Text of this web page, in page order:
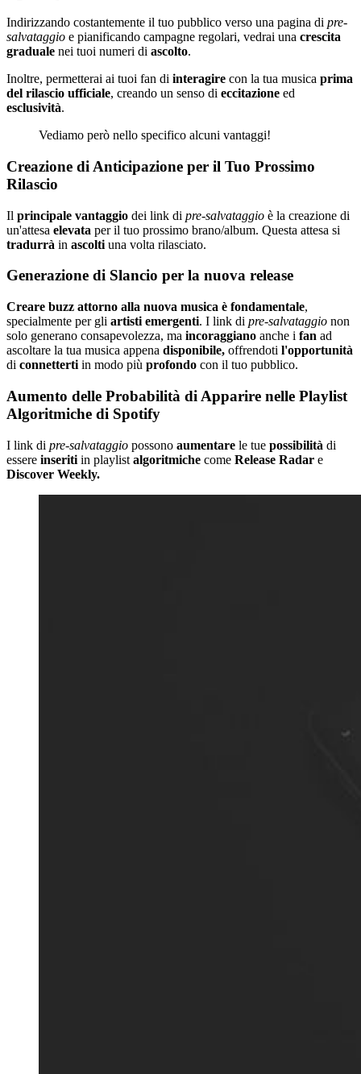
Indirizzando costantemente il tuo pubblico verso una pagina di pre-
salvataggio e pianificando campagne regolari, vedrai una crescita
graduale nei tuoi numeri di ascolto.
Inoltre, permetterai ai tuoi fan di interagire con la tua musica prima
del rilascio ufficiale, creando un senso di eccitazione ed
esclusività.
Vediamo però nello specifico alcuni vantaggi!
Creazione di Anticipazione per il Tuo Prossimo
Rilascio
Il principale vantaggio dei link di pre-salvataggio è la creazione di
un'attesa elevata per il tuo prossimo brano/album. Questa attesa si
tradurrà in ascolti una volta rilasciato.
Generazione di Slancio per la nuova release
Creare buzz attorno alla nuova musica è fondamentale,
specialmente per gli artisti emergenti. I link di pre-salvataggio non
solo generano consapevolezza, ma incoraggiano anche i fan ad
ascoltare la tua musica appena disponibile, offrendoti l'opportunità
di connetterti in modo più profondo con il tuo pubblico.
Aumento delle Probabilità di Apparire nelle Playlist
Algoritmiche di Spotify
I link di pre-salvataggio possono aumentare le tue possibilità di
essere inseriti in playlist algoritmiche come Release Radar e
Discover Weekly.